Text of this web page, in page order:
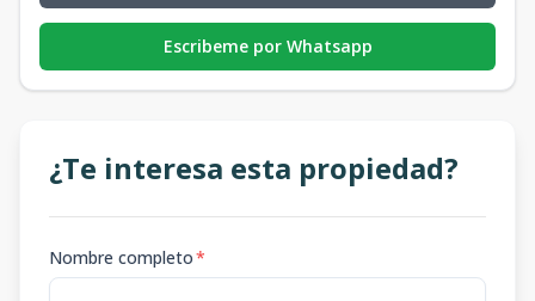
Escribeme por Whatsapp
¿Te interesa esta propiedad?
Nombre completo*